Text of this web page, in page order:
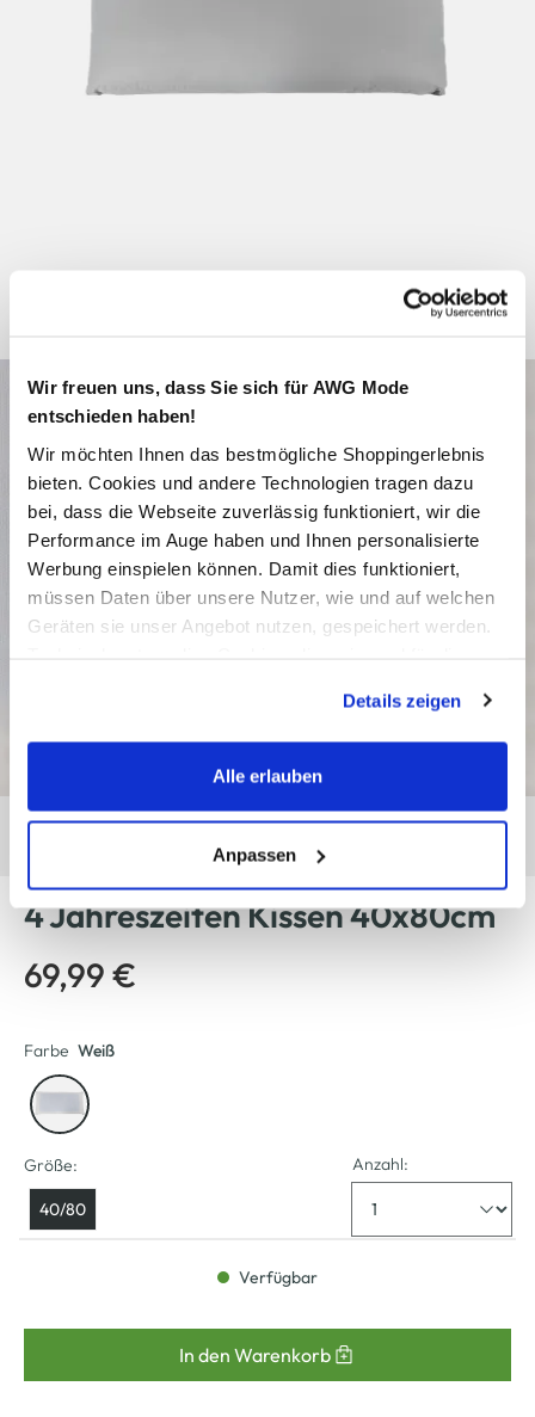
Wir freuen uns, dass Sie sich für AWG Mode
entschieden haben!
Wir möchten Ihnen das bestmögliche Shoppingerlebnis
bieten. Cookies und andere Technologien tragen dazu
bei, dass die Webseite zuverlässig funktioniert, wir die
Performance im Auge haben und Ihnen personalisierte
Werbung einspielen können. Damit dies funktioniert,
müssen Daten über unsere Nutzer, wie und auf welchen
Geräten sie unser Angebot nutzen, gespeichert werden.
werden, werden bei der Nutzung der Webseite auf jeden
Fall gesetzt. Cookies von Drittanbietern für Analyse- oder
Trackingzwecke werden nur dann aktiviert, wenn Sie das
erlauben" bzw. "Alle erlauben" klicken. Mehr dazu
(einschließlich der Möglichkeit, die Einwilligungserklärung
zu ändern oder zu widerrufen) erfahren Sie in unserem
Cookie-Hinweisbzw. derDatenschutzerklärung.
Details zeigen
Alle erlauben
Anpassen
4 Jahreszeiten Kissen 40x80cm
69,99 €
Farbe Weiß
Größe:
40/80
Anzahl:
Verfügbar
In den Warenkorb